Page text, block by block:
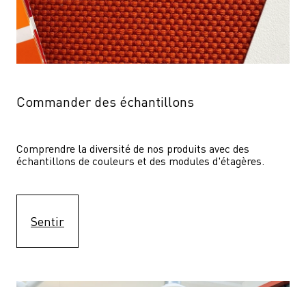
Commander des échantillons
Comprendre la diversité de nos produits avec des
échantillons de couleurs et des modules d'étagères.
Sentir